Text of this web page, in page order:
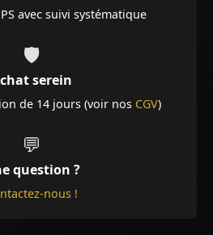
avec suivi systématique
🛡️
serein
de 14 jours (voir nos CGV)
💬
question ?
nous !